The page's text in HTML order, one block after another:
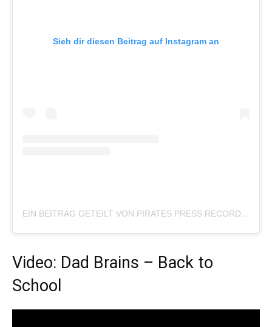
Sieh dir diesen Beitrag auf Instagram an
EIN BEITRAG GETEILT VON PIRATES PRESS RECORDS (@PIRATESPRESSRECORDS)
Video: Dad Brains – Back to
School